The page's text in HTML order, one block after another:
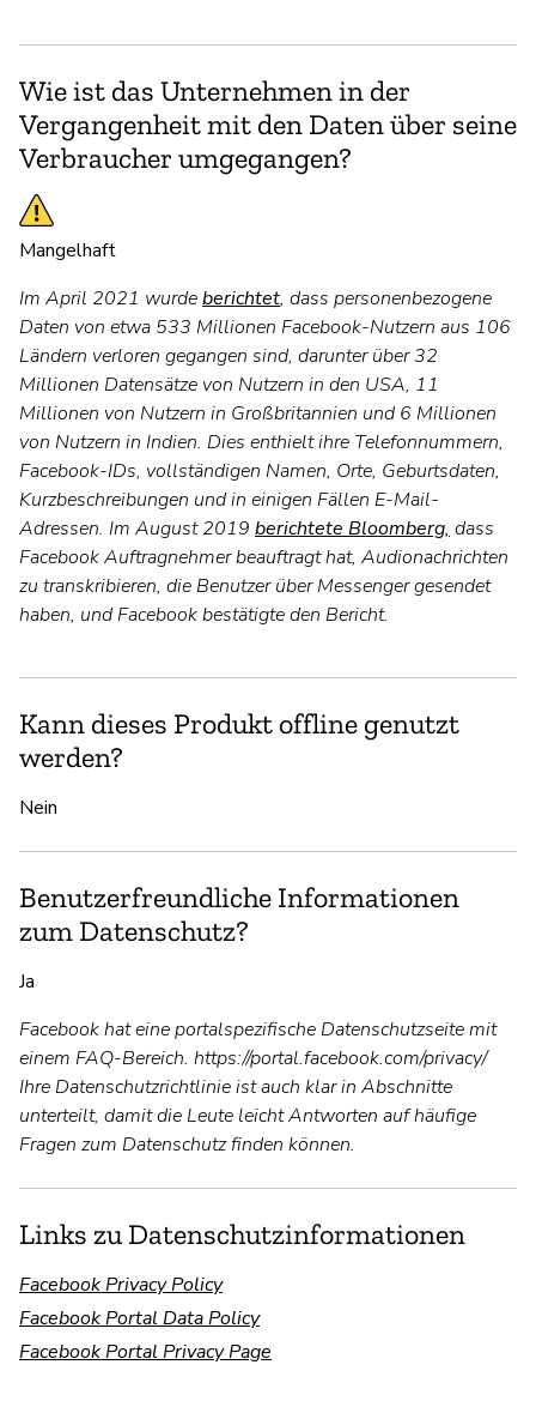
Wie ist das Unternehmen in der
Vergangenheit mit den Daten über seine
Verbraucher umgegangen?
Mangelhaft
Im April 2021 wurdeberichtet, dass personenbezogene
Daten von etwa 533 Millionen Facebook-Nutzern aus 106
Ländern verloren gegangen sind, darunter über 32
Millionen Datensätze von Nutzern in den USA, 11
Millionen von Nutzern in Großbritannien und 6 Millionen
von Nutzern in Indien. Dies enthielt ihre Telefonnummern,
Facebook-IDs, vollständigen Namen, Orte, Geburtsdaten,
Kurzbeschreibungen und in einigen Fällen E-Mail-
Adressen. Im August 2019 berichtete Bloomberg, dass
Facebook Auftragnehmer beauftragt hat, Audionachrichten
zu transkribieren, die Benutzer über Messenger gesendet
haben, und Facebook bestätigte den Bericht.
Kann dieses Produkt offline genutzt
werden?
Nein
Benutzerfreundliche Informationen
zum Datenschutz?
Ja
Facebook hat eine portalspezifische Datenschutzseite mit
einem FAQ-Bereich. https://portal.facebook.com/privacy/
Ihre Datenschutzrichtlinie ist auch klar in Abschnitte
unterteilt, damit die Leute leicht Antworten auf häufige
Fragen zum Datenschutz finden können.
Links zu Datenschutzinformationen
Facebook Privacy Policy
Facebook Portal Data Policy
Facebook Portal Privacy Page